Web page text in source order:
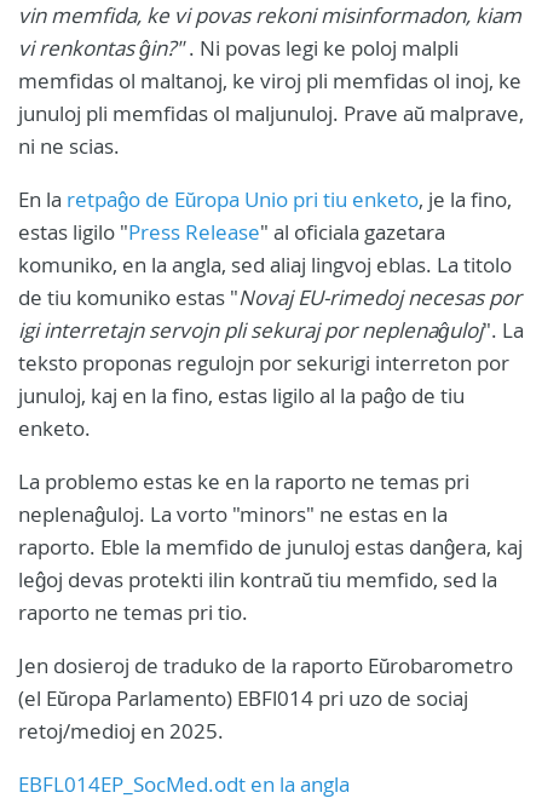
vin memfida, ke vi povas rekoni misinformadon, kiam
vi renkontas ĝin?". Ni povas legi ke poloj malpli
memfidas ol maltanoj, ke viroj pli memfidas ol inoj, ke
junuloj pli memfidas ol maljunuloj. Prave aŭ malprave,
ni ne scias.
En la retpaĝo de Eŭropa Unio pri tiu enketo, je la fino,
estas ligilo "Press Release" al oficiala gazetara
komuniko, en la angla, sed aliaj lingvoj eblas. La titolo
de tiu komuniko estas "Novaj EU-rimedoj necesas por
igi interretajn servojn pli sekuraj por neplenaĝuloj". La
teksto proponas regulojn por sekurigi interreton por
junuloj, kaj en la fino, estas ligilo al la paĝo de tiu
enketo.
La problemo estas ke en la raporto ne temas pri
neplenaĝuloj. La vorto "minors" ne estas en la
raporto. Eble la memfido de junuloj estas danĝera, kaj
leĝoj devas protekti ilin kontraŭ tiu memfido, sed la
raporto ne temas pri tio.
Jen dosieroj de traduko de la raporto Eŭrobarometro
(el Eŭropa Parlamento) EBFl014 pri uzo de sociaj
retoj/medioj en 2025.
EBFL014EP_SocMed.odt en la angla